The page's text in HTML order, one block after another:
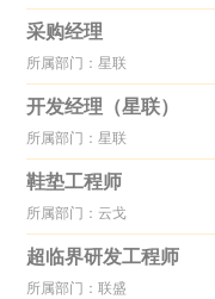
采购经理
所属部门：星联
开发经理（星联）
所属部门：星联
鞋垫工程师
所属部门：云戈
超临界研发工程师
所属部门：联盛